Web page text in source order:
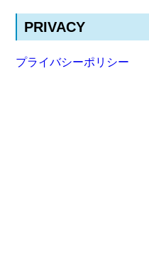
PRIVACY
プライバシーポリシー